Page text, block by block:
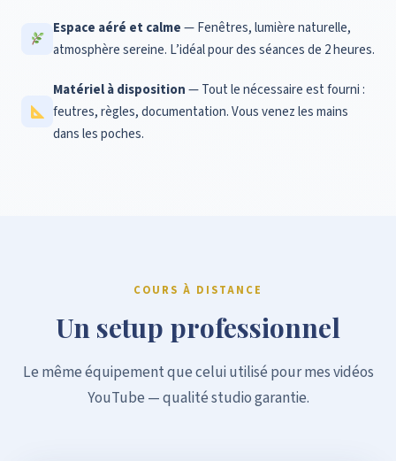
Espace aéré et calme— Fenêtres, lumière naturelle,
atmosphère sereine. L’idéal pour des séances de 2 heures.
Matériel à disposition— Tout le nécessaire est fourni :
feutres, règles, documentation. Vous venez les mains
dans les poches.
COURS À DISTANCE
Un setup professionnel
Le même équipement que celui utilisé pour mes vidéos
YouTube — qualité studio garantie.